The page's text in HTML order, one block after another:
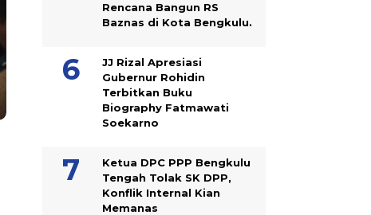
Rencana Bangun RS
Baznas di Kota Bengkulu.
JJ Rizal Apresiasi
Gubernur Rohidin
Terbitkan Buku
Biography Fatmawati
Soekarno
Ketua DPC PPP Bengkulu
Tengah Tolak SK DPP,
Konflik Internal Kian
Memanas